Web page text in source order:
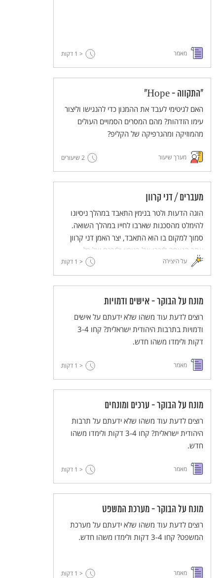
מאמר < 1 דקות
"התקווה - Hope"
האם לגיטימי לעבד את ההמנון כדי להנגישו וליצור
עימו הזדהות? מהם המסרים הסמויים העולים
מהמוזיקה ומהגרפיקה של הקליפ?
מערך שיעור 2 שיעורים
מעברים / דני קרוון
הוגה הדעות ולטר בנימין התאבד במהלך ניסיונו
להימלט מהסכנות שארבו לחייו במהלך השואה.
סמוך למקום בו הוא התאבד, יצר האמן דני קרוון
אתר הנצחה לזכרו של בנימין ולזכרם של כל
הפליטים שנאלצו להימלט מאימת המשטר הנאצי.
על היצירה < 1 דקות
מונח על הבוקר - אישים ודמויות
רוצים לדעת עוד משהו שלא ידעתם על אישים
ודמויות בתרבות היהודית ישראלית? קחו 3-4
דקות ולימדו משהו חדש.
מאמר < 1 דקות
מונח על הבוקר - ערכים ומונחים
רוצים לדעת עוד משהו שלא ידעתם על תרבות
היהודית ישראלית? קחו 3-4 דקות ולימדו משהו
חדש.
מאמר < 1 דקות
מונח על הבוקר - מערכת המשפט
רוצים לדעת עוד משהו שלא ידעתם על מערכת
המשפט? קחו 3-4 דקות ולימדו משהו חדש.
מאמר < 1 דקות